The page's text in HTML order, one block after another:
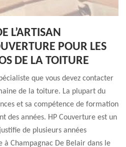
L’ARTISAN
POUR LES
DE LA TOITURE
que vous devez contacter
de la toiture. La plupart du
et sa compétence de formation
des années. HP Couverture est un
de plusieurs années
à Champagnac De Belair dans le